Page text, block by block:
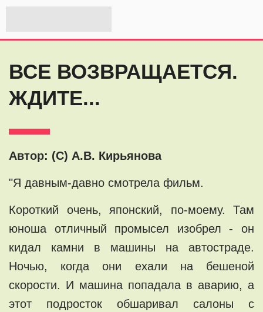
ВСЕ ВОЗВРАЩАЕТСЯ.
ЖДИТЕ...
Автор: (С) А.В. Кирьянова
"Я давным-давно смотрела фильм.
Короткий очень, японский, по-моему. Там
юноша отличный промысел изобрел - он
кидал камни в машины на автостраде.
Ночью, когда они ехали на бешеной
скорости. И машина попадала в аварию, а
этот подросток обшаривал салоны с